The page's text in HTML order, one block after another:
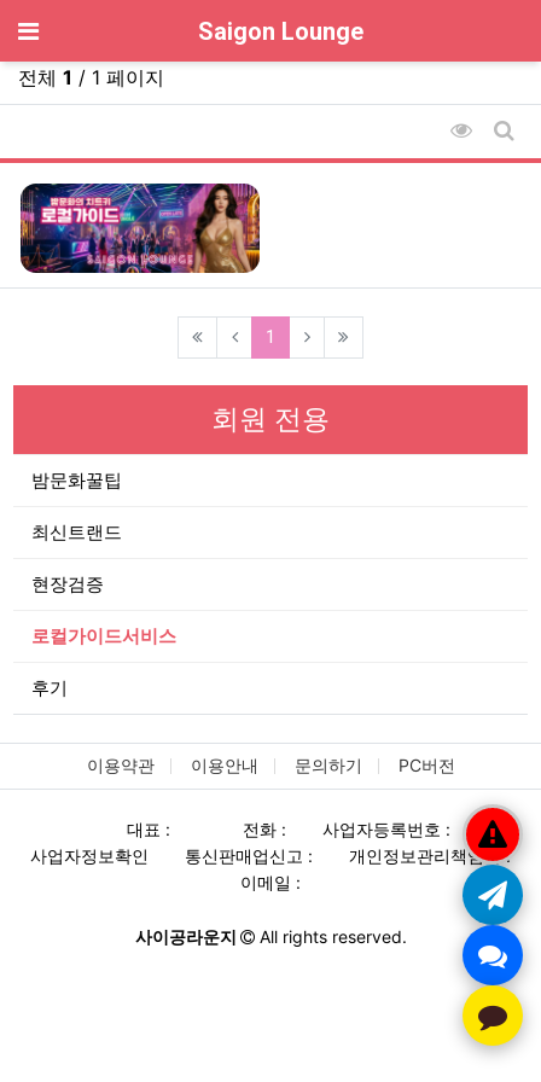
Saigon Lounge
전체 1 / 1 페이지
조회순
게
1 (current)
회원 전용
밤문화꿀팁
최신트랜드
현장검증
로컬가이드서비스
후기
이용약관 이용안내 문의하기 PC버전
대표 : 전화 :
사업자등록번호 :
사업자정보확인
통신판매업신고 :
개인정보관리책임자 :
이메일 :
사이공라운지 All rights reserved.